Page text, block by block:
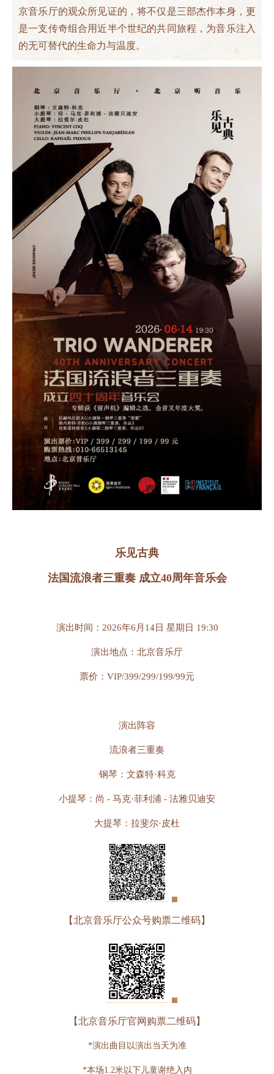
京音乐厅的观众所见证的，将不仅是三部杰作本身，更
是一支传奇组合用近半个世纪的共同旅程，为音乐注入
的无可替代的生命力与温度。
乐见古典
法国流浪者三重奏 成立40周年音乐会
演出时间：2026年6月14日 星期日 19:30
演出地点：北京音乐厅
票价：VIP/399/299/199/99元
演出阵容
流浪者三重奏
钢琴：文森特·科克
小提琴：尚 - 马克·菲利浦 - 法雅贝迪安
大提琴：拉斐尔·皮杜
【北京音乐厅公众号购票二维码】
【北京音乐厅官网购票二维码】
*演出曲目以演出当天为准
*本场1.2米以下儿童谢绝入内